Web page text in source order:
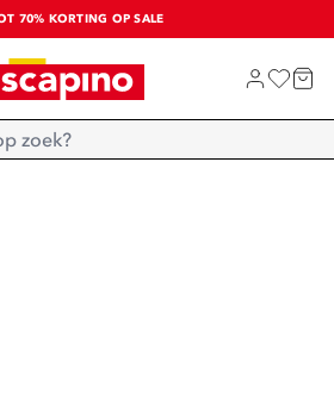
70% KORTING OP SALE
SALE: LAATSTE KANS!
SHOP NIEUW